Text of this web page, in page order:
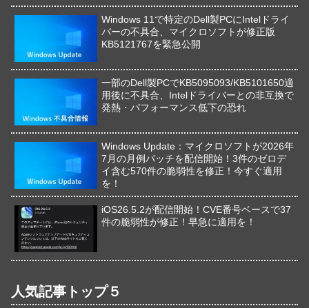
Windows 11で特定のDell製PCにIntelドライ
バーの不具合、マイクロソフトが修正版
KB5121767を緊急公開
一部のDell製PCでKB5095093/KB5101650適
用後に不具合、Intelドライバーとの非互換で
発熱・パフォーマンス低下の恐れ
Windows Update：マイクロソフトが2026年
7月の月例パッチを配信開始！3件のゼロデ
イ含む570件の脆弱性を修正！今すぐ適用
を！
iOS26.5.2が配信開始！CVE番号ベースで37
件の脆弱性が修正！早急に適用を！
人気記事トップ５